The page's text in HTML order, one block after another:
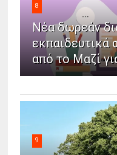
8
Νέα δωρεάν
εκπαιδευτικά
από το Μαζί
9